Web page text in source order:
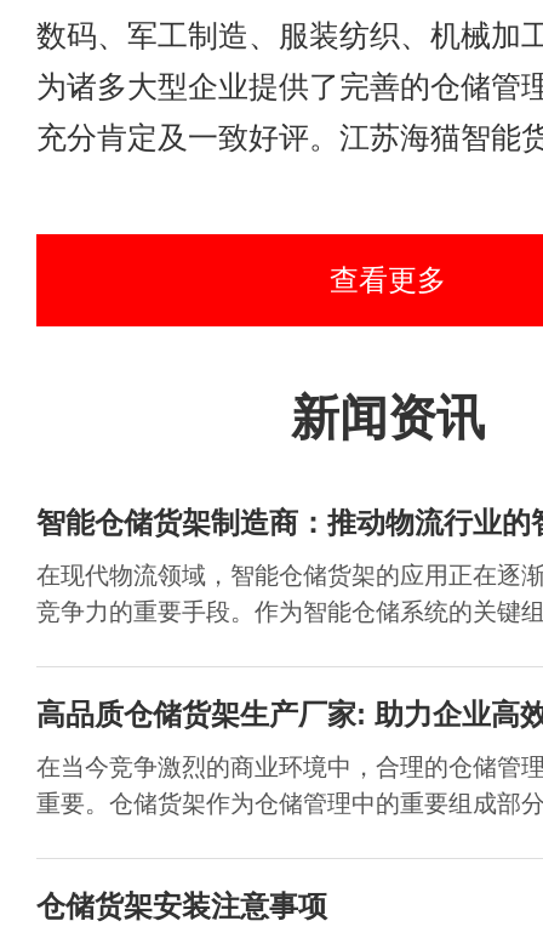
数码、军工制造、服装纺织、机械加
为诸多大型企业提供了完善的仓储管
充分肯定及一致好评。江苏海猫智能
查看更多
新闻资讯
智能仓储货架制造商：推动物流行业的
在现代物流领域，智能仓储货架的应用正在逐
竞争力的重要手段。作为智能仓储系统的关键
高品质仓储货架生产厂家: 助力企业高
在当今竞争激烈的商业环境中，合理的仓储管
重要。仓储货架作为仓储管理中的重要组成部
仓储货架安装注意事项